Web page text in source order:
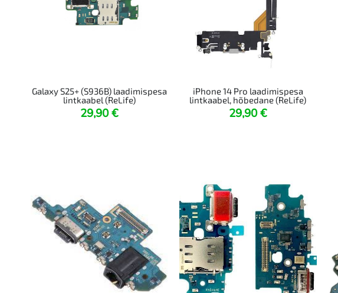
Galaxy S25+ (S936B) laadimispesa
lintkaabel (ReLife)
29,90€
iPhone 14 Pro laadimispesa
lintkaabel, hõbedane (ReLife)
29,90€